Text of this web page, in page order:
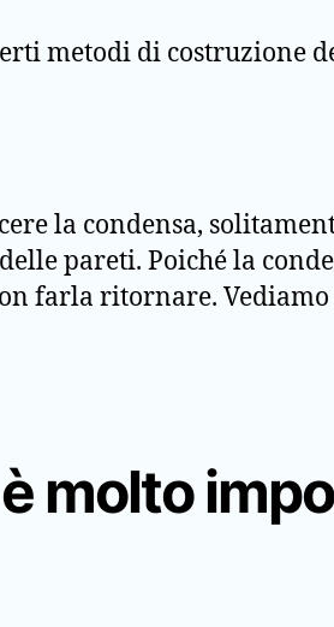
metodi di costruzione
la condensa,
pareti. Poiché la
farla ritornare.
molto